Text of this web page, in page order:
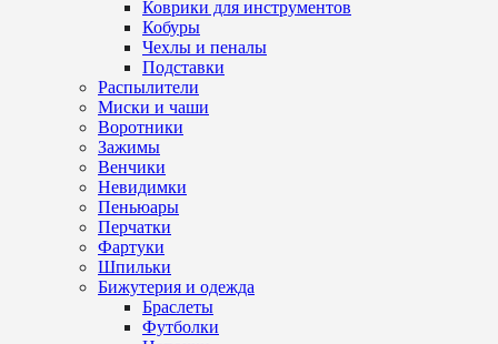
Коврики для инструментов
Кобуры
Чехлы и пеналы
Подставки
Распылители
Миски и чаши
Воротники
Зажимы
Венчики
Невидимки
Пеньюары
Перчатки
Фартуки
Шпильки
Бижутерия и одежда
Браслеты
Футболки